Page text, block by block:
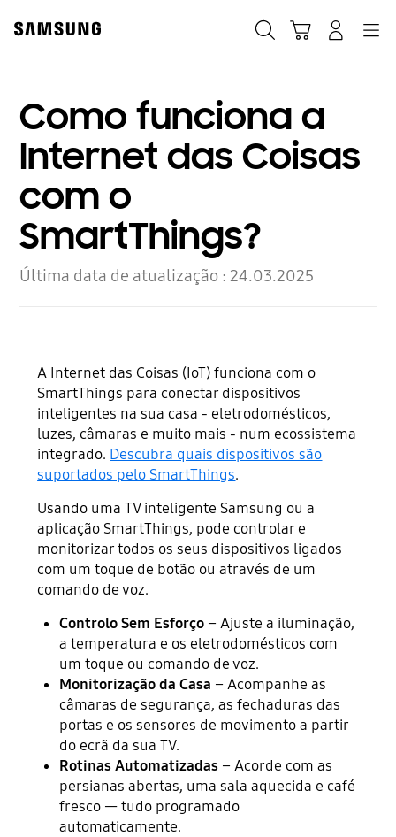
content
accessibility
Como funciona a
Internet das Coisas
com o
SmartThings?
Última data de atualização :24.03.2025
A Internet das Coisas (IoT) funciona com o
SmartThings para conectar dispositivos
inteligentes na sua casa - eletrodomésticos,
luzes, câmaras e muito mais - num ecossistema
integrado. Descubra quais dispositivos são
suportados pelo SmartThings.
Usando uma TV inteligente Samsung ou a
aplicação SmartThings, pode controlar e
monitorizar todos os seus dispositivos ligados
com um toque de botão ou através de um
comando de voz.
Controlo Sem Esforço – Ajuste a iluminação,
a temperatura e os eletrodomésticos com
um toque ou comando de voz.
Monitorização da Casa – Acompanhe as
câmaras de segurança, as fechaduras das
portas e os sensores de movimento a partir
do ecrã da sua TV.
Rotinas Automatizadas – Acorde com as
persianas abertas, uma sala aquecida e café
fresco — tudo programado
automaticamente.